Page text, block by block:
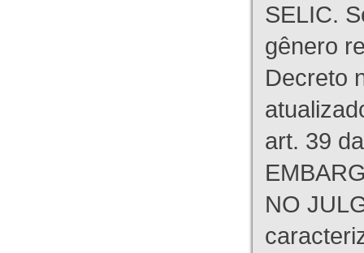
SELIC.
gênero
Decreto
art. 39
NO